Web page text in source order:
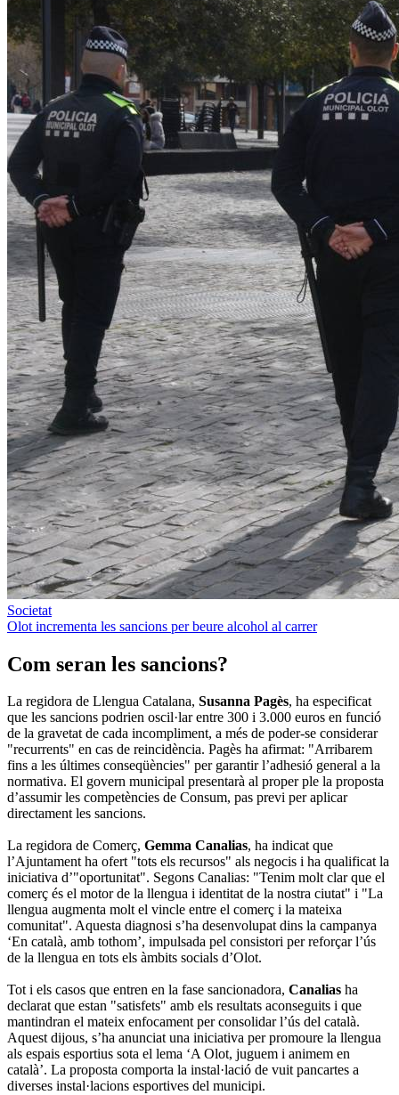
Societat
Olot incrementa les sancions per beure alcohol al carrer
Com seran les sancions?
La regidora de Llengua Catalana, Susanna Pagès, ha especificat
que les sancions podrien oscil·lar entre 300 i 3.000 euros en funció
de la gravetat de cada incompliment, a més de poder-se considerar
"recurrents" en cas de reincidència. Pagès ha afirmat: "Arribarem
fins a les últimes conseqüències" per garantir l’adhesió general a la
normativa. El govern municipal presentarà al proper ple la proposta
d’assumir les competències de Consum, pas previ per aplicar
directament les sancions.
La regidora de Comerç, Gemma Canalias, ha indicat que
l’Ajuntament ha ofert "tots els recursos" als negocis i ha qualificat la
iniciativa d’"oportunitat". Segons Canalias: "Tenim molt clar que el
comerç és el motor de la llengua i identitat de la nostra ciutat" i "La
llengua augmenta molt el vincle entre el comerç i la mateixa
comunitat". Aquesta diagnosi s’ha desenvolupat dins la campanya
‘En català, amb tothom’, impulsada pel consistori per reforçar l’ús
de la llengua en tots els àmbits socials d’Olot.
Tot i els casos que entren en la fase sancionadora, Canalias ha
declarat que estan "satisfets" amb els resultats aconseguits i que
mantindran el mateix enfocament per consolidar l’ús del català.
Aquest dijous, s’ha anunciat una iniciativa per promoure la llengua
als espais esportius sota el lema ‘A Olot, juguem i animem en
català’. La proposta comporta la instal·lació de vuit pancartes a
diverses instal·lacions esportives del municipi.